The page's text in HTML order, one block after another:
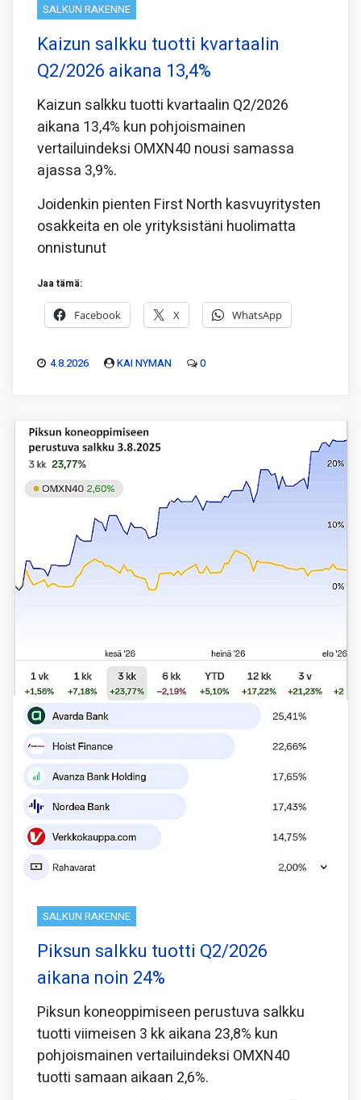
SALKUN RAKENNE
Kaizun salkku tuotti kvartaalin
Q2/2026 aikana 13,4%
Kaizun salkku tuotti kvartaalin Q2/2026
aikana 13,4% kun pohjoismainen
vertailuindeksi OMXN40 nousi samassa
ajassa 3,9%.
Joidenkin pienten First North kasvuyritysten
osakkeita en ole yrityksistäni huolimatta
onnistunut
Jaa tämä:
Facebook X WhatsApp
4.8.2026 KAI NYMAN 0
SALKUN RAKENNE
Piksun salkku tuotti Q2/2026
aikana noin 24%
Piksun koneoppimiseen perustuva salkku
tuotti viimeisen 3 kk aikana 23,8% kun
pohjoismainen vertailuindeksi OMXN40
tuotti samaan aikaan 2,6%.